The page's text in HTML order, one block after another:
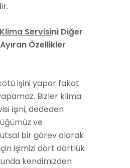
Servisini Diğer
Özellikler
işini yapar fakat
Bizler klima
işini, dededen
ve
bir görev olarak
işimizi dört dörtlük
kendimizden